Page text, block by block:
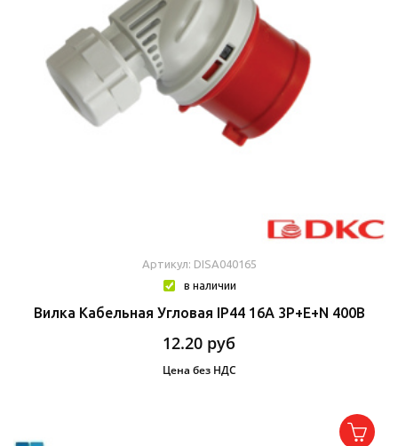
Артикул: DISA040165
в наличии
Вилка Кабельная Угловая IP44 16A 3P+E+N 400В
12.20 руб
Цена без НДС